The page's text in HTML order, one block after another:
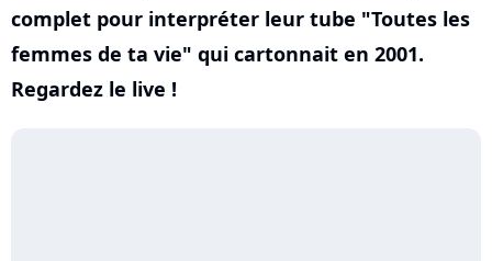
complet pour interpréter leur tube "Toutes les
femmes de ta vie" qui cartonnait en 2001.
Regardez le live !